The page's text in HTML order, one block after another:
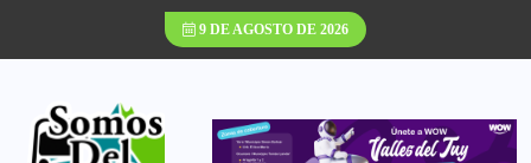
9 DE AGOSTO DE 2026